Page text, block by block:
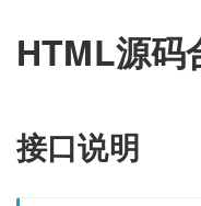
HTML源码
接口说明